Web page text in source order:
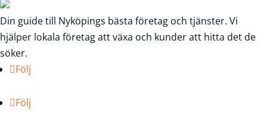
Din guide till Nyköpings bästa företag och tjänster. Vi
hjälper lokala företag att växa och kunder att hitta det de
söker.
Följ
Följ